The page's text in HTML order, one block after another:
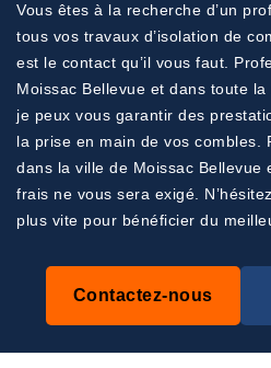
Vous êtes à la recherche d’un
tous vos travaux d’isolation de
est le contact qu’il vous faut.
Moissac Bellevue et dans toute
je peux vous garantir des
la prise en main de vos combles.
dans la ville de Moissac Bellevue
frais ne vous sera exigé.
plus vite pour bénéficier du
Contactez-nous